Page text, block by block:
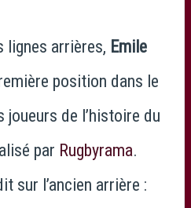
lignes arrières, Emile
position dans le
joueurs de l’histoire du
par Rugbyrama.
sur l’ancien arrière :